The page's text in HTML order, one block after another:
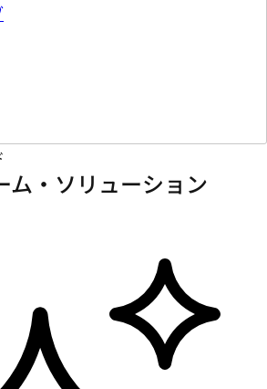
ム・ソリューション